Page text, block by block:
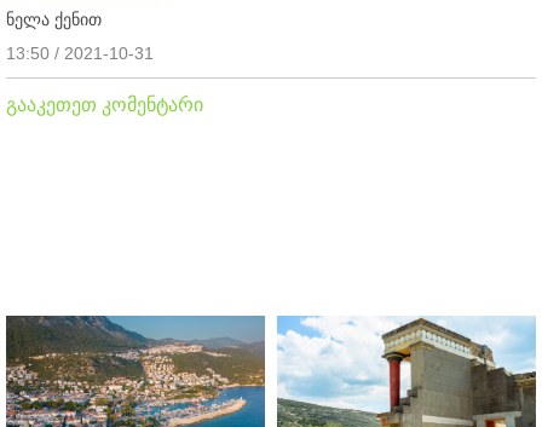
ნელა ქენით
13:50 / 2021-10-31
გააკეთეთ კომენტარი